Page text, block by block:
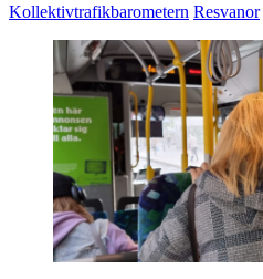
Kollektivtrafikbarometern Resvanor